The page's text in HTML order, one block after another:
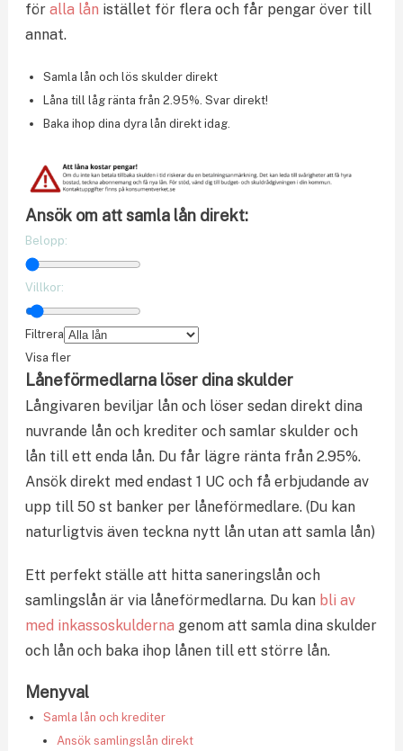
för alla lån istället för flera och får pengar över till
annat.
Samla lån och lös skulder direkt
Låna till låg ränta från 2.95%. Svar direkt!
Baka ihop dina dyra lån direkt idag.
Ansök om att samla lån direkt:
Belopp:
Villkor:
Filtrera
Visa fler
Låneförmedlarna löser dina skulder
Långivaren beviljar lån och löser sedan direkt dina
nuvrande lån och krediter och samlar skulder och
lån till ett enda lån. Du får lägre ränta från 2.95%.
Ansök direkt med endast 1 UC och få erbjudande av
upp till 50 st banker per låneförmedlare. (Du kan
naturligtvis även teckna nytt lån utan att samla lån)
Ett perfekt ställe att hitta saneringslån och
samlingslån är via låneförmedlarna. Du kanbli av
med inkassoskulderna genom att samla dina skulder
och lån och baka ihop lånen till ett större lån.
Menyval
Samla lån och krediter
Ansök samlingslån direkt